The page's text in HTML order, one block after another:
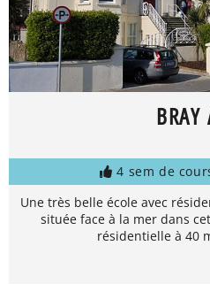
BRAY
4 sem de
Une très belle école avec
située face à la mer dans
résidentielle à 40